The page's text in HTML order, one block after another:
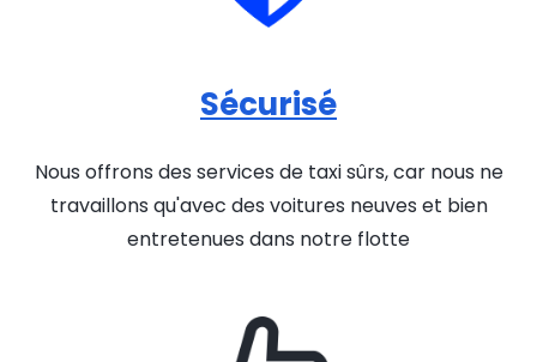
Sécurisé
Nous offrons des services de taxi sûrs, car nous ne
travaillons qu'avec des voitures neuves et bien
entretenues dans notre flotte